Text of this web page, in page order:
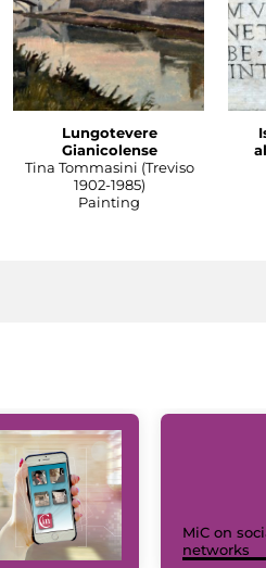
Lungotevere
Gianicolense
Tina Tommasini (Treviso
1902-1985)
Painting
MiC on
networks